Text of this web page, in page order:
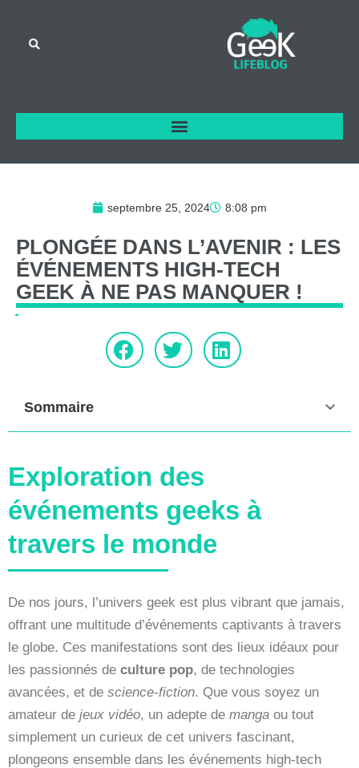
septembre 25, 2024 8:08 pm
PLONGÉE DANS L’AVENIR : LES
ÉVÉNEMENTS HIGH-TECH
GEEK À NE PAS MANQUER !
Sommaire
Exploration des
événements geeks à
travers le monde
De nos jours, l’univers geek est plus vibrant que jamais,
offrant une multitude d’événements captivants à travers
le globe. Ces manifestations sont des lieux idéaux pour
les passionnés de culture pop, de technologies
avancées, et de science-fiction. Que vous soyez un
amateur de jeux vidéo, un adepte de manga ou tout
simplement un curieux de cet univers fascinant,
plongeons ensemble dans les événements high-tech